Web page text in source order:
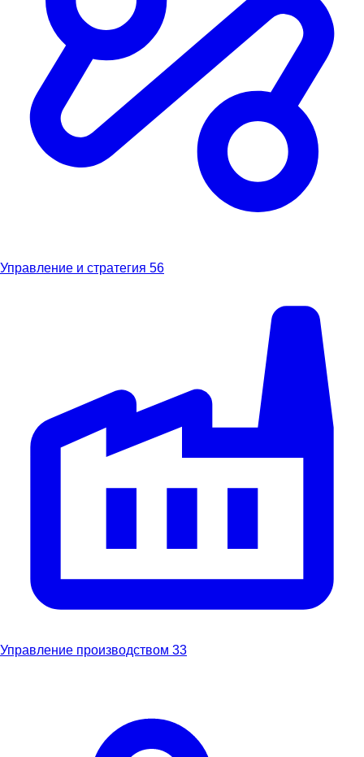
Управление и стратегия 56
Управление производством 33